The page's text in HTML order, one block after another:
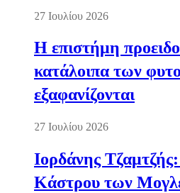
27 Ιουλίου 2026
Η επιστήμη
κατάλοιπα των
εξαφανίζονται
27 Ιουλίου 2026
Ιορδάνης
Κάστρου των